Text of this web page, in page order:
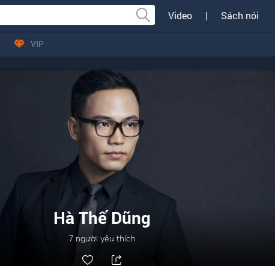
Video | Sách nói
VIP
Hà Thế Dũng
7 người yêu thích